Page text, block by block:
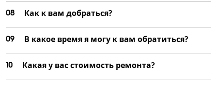
08 Как к вам добраться?
09 В какое время я могу к вам обратиться?
10 Какая у вас стоимость ремонта?